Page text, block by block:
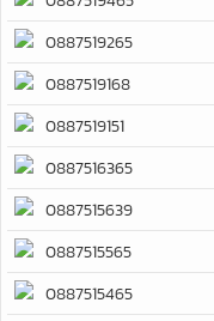
0887519265
0887519168
0887519151
0887516365
0887515639
0887515565
0887515465